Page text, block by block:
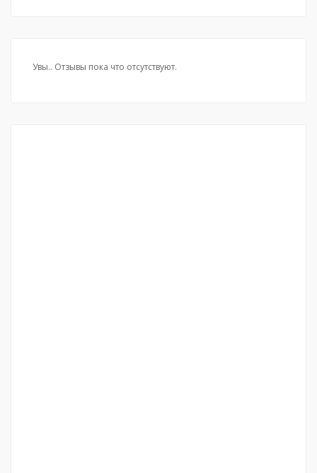
Увы.. Отзывы пока что отсутствуют.